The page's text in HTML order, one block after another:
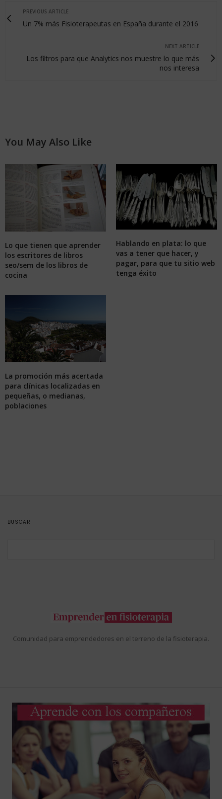
PREVIOUS ARTICLE
Un 7% más Fisioterapeutas en España durante el 2016
NEXT ARTICLE
Los filtros para que Analytics nos muestre lo que más
nos interesa
You May Also Like
Lo que tienen que aprender
los escritores de libros
seo/sem de los libros de
cocina
Hablando en plata: lo que
vas a tener que hacer, y
pagar, para que tu sitio web
tenga éxito
La promoción más acertada
para clínicas localizadas en
pequeñas, o medianas,
poblaciones
BUSCAR
Comunidad para emprendedores en el terreno de la fisioterapia.